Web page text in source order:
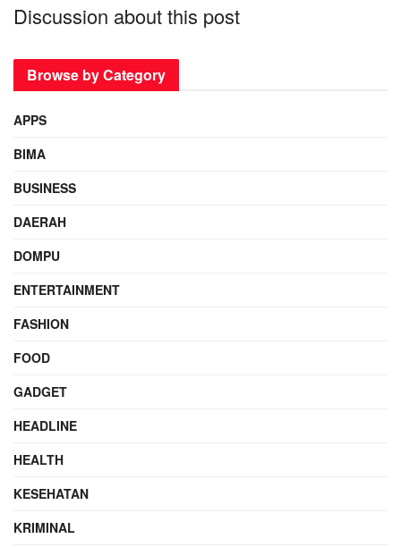
Discussion about this post
Browse by Category
APPS
BIMA
BUSINESS
DAERAH
DOMPU
ENTERTAINMENT
FASHION
FOOD
GADGET
HEADLINE
HEALTH
KESEHATAN
KRIMINAL